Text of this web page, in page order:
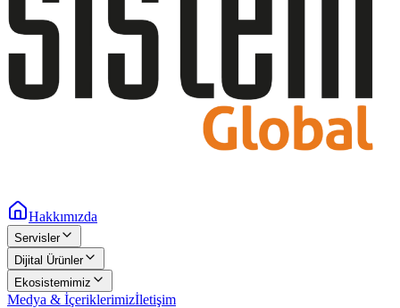
Hakkımızda
Servisler
Dijital Ürünler
Ekosistemimiz
Medya & İçeriklerimizİletişim